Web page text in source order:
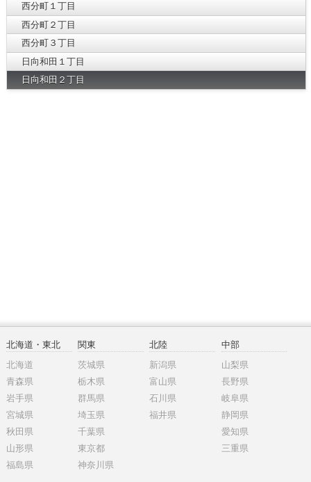
西分町１丁目
西分町２丁目
西分町３丁目
日向和田１丁目
日向和田２丁目
北海道・東北
北海道
青森県
岩手県
宮城県
秋田県
山形県
福島県
関東
茨城県
栃木県
群馬県
埼玉県
千葉県
東京都
神奈川県
北陸
新潟県
富山県
石川県
福井県
中部
山梨県
長野県
岐阜県
静岡県
愛知県
三重県